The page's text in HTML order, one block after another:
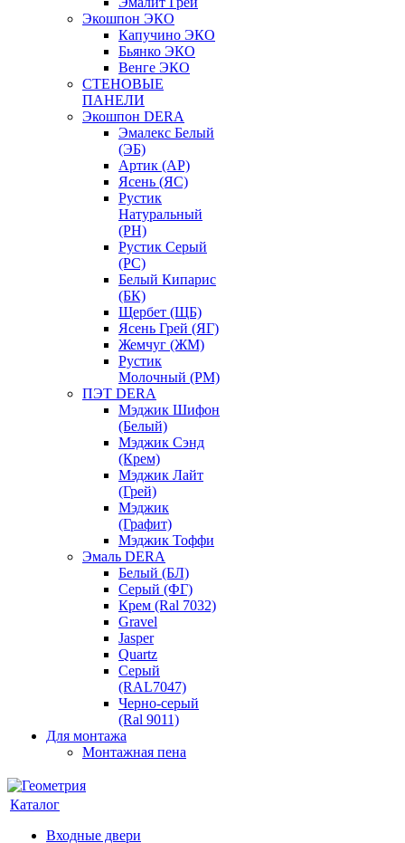
Экошпон ЭКО
Капучино ЭКО
Бьянко ЭКО
Венге ЭКО
СТЕНОВЫЕ
ПАНЕЛИ
Экошпон DERA
Эмалекс Белый
(ЭБ)
Артик (АР)
Ясень (ЯС)
Рустик
Натуральный
(РН)
Рустик Серый
(РС)
Белый Кипарис
(БК)
Щербет (ЩБ)
Ясень Грей (ЯГ)
Жемчуг (ЖМ)
Рустик
Молочный (РМ)
ПЭТ DERA
Мэджик Шифон
(Белый)
Мэджик Сэнд
(Крем)
Мэджик Лайт
(Грей)
Мэджик
(Графит)
Мэджик Тоффи
Эмаль DERA
Белый (БЛ)
Серый (ФГ)
Крем (Ral 7032)
Gravel
Jasper
Quartz
Серый
(RAL7047)
Черно-серый
(Ral 9011)
Для монтажа
Монтажная пена
Каталог
Входные двери